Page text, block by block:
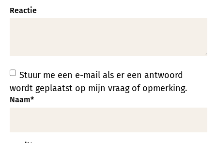
Reactie
Stuur me een e-mail als er een antwoord
wordt geplaatst op mijn vraag of opmerking.
Naam*